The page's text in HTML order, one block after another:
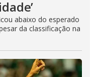
abaixo do esperado
da classificação na